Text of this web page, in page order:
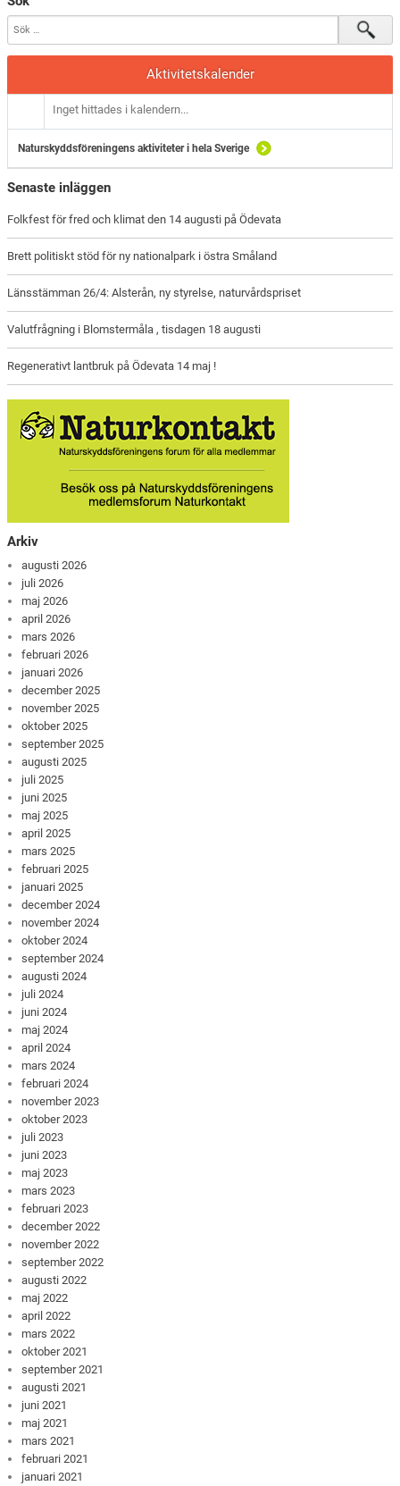
Aktivitetskalender
Inget hittades i kalendern...
Naturskyddsföreningens aktiviteter i hela Sverige
Senaste inläggen
Folkfest för fred och klimat den 14 augusti på Ödevata
Brett politiskt stöd för ny nationalpark i östra Småland
Länsstämman 26/4: Alsterån, ny styrelse, naturvårdspriset
Valutfrågning i Blomstermåla , tisdagen 18 augusti
Regenerativt lantbruk på Ödevata 14 maj !
Arkiv
augusti 2026
juli 2026
maj 2026
april 2026
mars 2026
februari 2026
januari 2026
december 2025
november 2025
oktober 2025
september 2025
augusti 2025
juli 2025
juni 2025
maj 2025
april 2025
mars 2025
februari 2025
januari 2025
december 2024
november 2024
oktober 2024
september 2024
augusti 2024
juli 2024
juni 2024
maj 2024
april 2024
mars 2024
februari 2024
november 2023
oktober 2023
juli 2023
juni 2023
maj 2023
mars 2023
februari 2023
december 2022
november 2022
september 2022
augusti 2022
maj 2022
april 2022
mars 2022
oktober 2021
september 2021
augusti 2021
juni 2021
maj 2021
mars 2021
februari 2021
januari 2021